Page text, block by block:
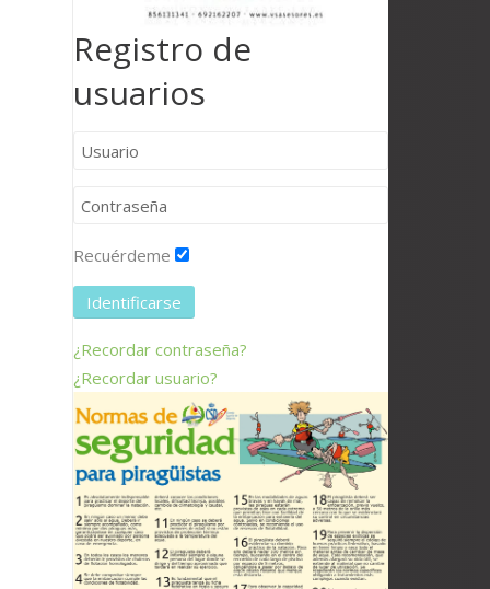
Registro de
usuarios
Recuérdeme
Identificarse
¿Recordar contraseña?
¿Recordar usuario?